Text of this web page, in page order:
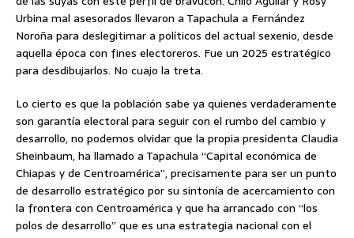
Urbina mal asesorados llevaron a Tapachula a Fernández
Noroña para deslegitimar a políticos del actual sexenio, desde
aquella época con fines electoreros. Fue un 2025 estratégico
para desdibujarlos. No cuajo la treta.
Lo cierto es que la población sabe ya quienes verdaderamente
son garantía electoral para seguir con el rumbo del cambio y
desarrollo, no podemos olvidar que la propia presidenta Claudia
Sheinbaum, ha llamado a Tapachula “Capital económica de
Chiapas y de Centroamérica”, precisamente para ser un punto
de desarrollo estratégico por su sintonía de acercamiento con
la frontera con Centroamérica y que ha arrancado con “los
polos de desarrollo” que es una estrategia nacional con el